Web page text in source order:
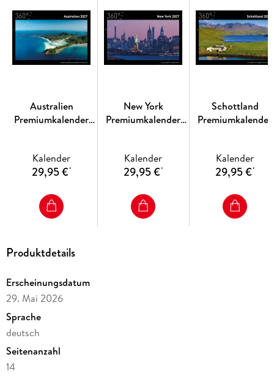
Australien
Premiumkalender
Kalender
29,95 €*
New York
Premiumkalender
Kalender
29,95 €*
Schottland
Premiumkalender
Kalender
29,95 €*
Produktdetails
Erscheinungsdatum
29. Mai 2026
Sprache
deutsch
Seitenanzahl
14